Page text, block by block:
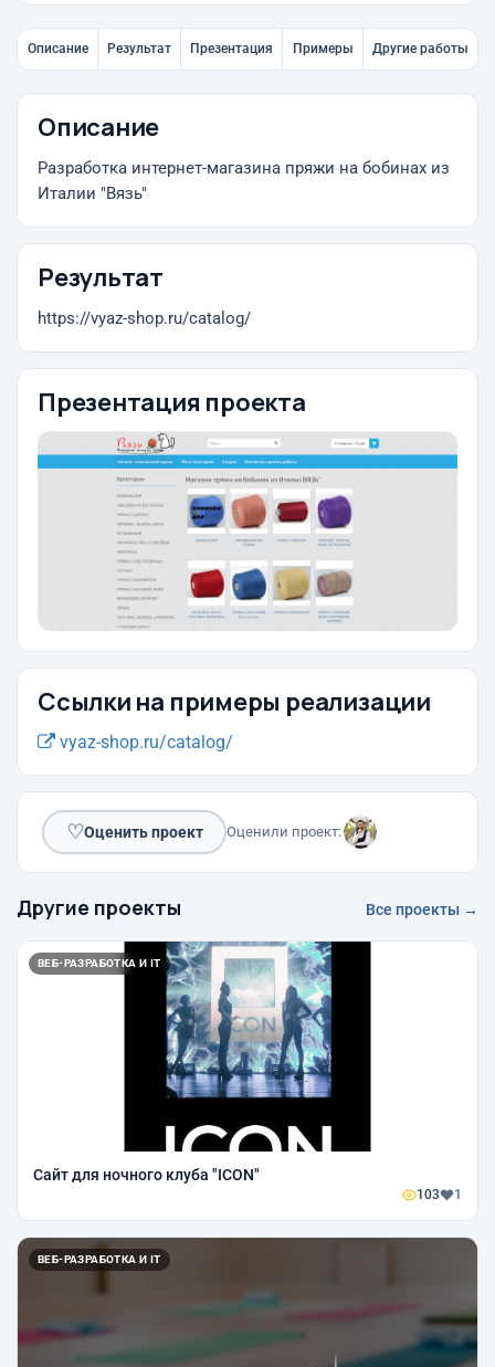
Описание Результат Презентация Примеры Другие работы
Описание
Разработка интернет-магазина пряжи на бобинах из
Италии "Вязь"
Результат
https://vyaz-shop.ru/catalog/
Презентация проекта
Ссылки на примеры реализации
vyaz-shop.ru/catalog/
♡Оценить проект Оценили проект:
Другие проекты Все проекты →
ВЕБ-РАЗРАБОТКА И IT
Сайт для ночного клуба "ICON"
103 1
ВЕБ-РАЗРАБОТКА И IT